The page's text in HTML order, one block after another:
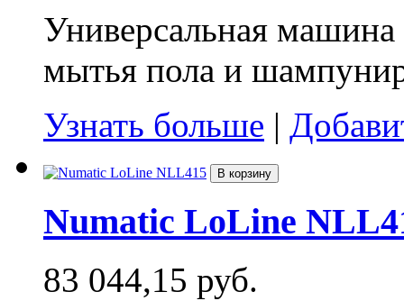
Универсальная машина
мытья пола и
Узнать больше |
В корзину
Numatic LoLine
83 044,15 руб.